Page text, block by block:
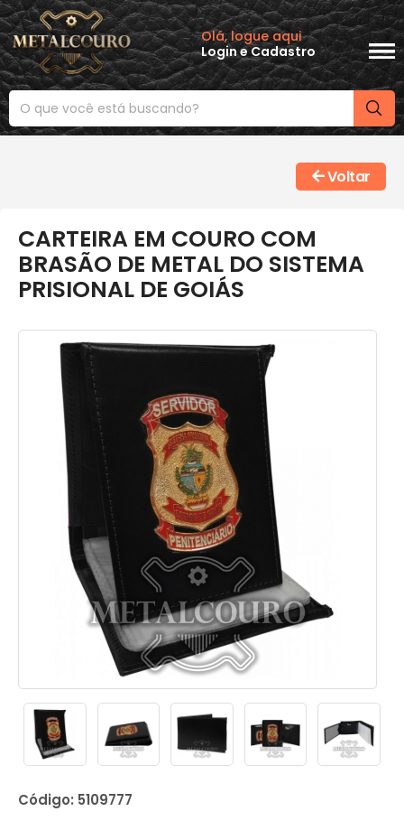
Olá, logue aqui
LogineCadastro
Voltar
CARTEIRA EM COURO COM
BRASÃO DE METAL DO SISTEMA
PRISIONAL DE GOIÁS
Código: 5109777